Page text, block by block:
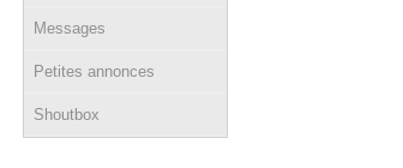
Messages
Petites annonces
Shoutbox